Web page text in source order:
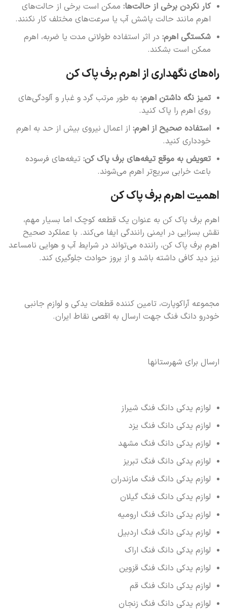
کار نکردن برخی از حالت‌ها: ممکن است برخی از حالت‌های
اهرم مانند حالت پاشش آب یا سرعت‌های مختلف کار نکنند.
شکستگی اهرم: در اثر استفاده طولانی مدت یا ضربه، اهرم
ممکن است بشکند.
راه‌های نگهداری از اهرم برف پاک کن
تمیز نگه داشتن اهرم: به طور مرتب گرد و غبار و آلودگی‌های
روی اهرم را پاک کنید.
استفاده صحیح از اهرم: از اعمال نیروی بیش از حد به اهرم
خودداری کنید.
تعویض به موقع تیغه‌های برف پاک کن: تیغه‌های فرسوده
باعث خرابی سریع‌تر اهرم می‌شوند.
اهمیت اهرم برف پاک کن
اهرم برف پاک کن به عنوان یک قطعه کوچک اما بسیار مهم،
نقش بسزایی در ایمنی رانندگی ایفا می‌کند. با عملکرد صحیح
اهرم برف پاک کن، راننده می‌تواند در شرایط آب و هوایی نامساعد
نیز دید کافی داشته باشد و از بروز حوادث جلوگیری کند.
مجموعه آراکوپارت، تامین کننده قطعات یدکی و لوازم جانبی
خودرو دانگ فنگ جهت ارسال به اقصی نقاط ایران.
ارسال برای شهرستانها
لوازم یدکی دانگ فنگ شیراز
لوازم یدکی دانگ فنگ یزد
لوازم یدکی دانگ فنگ مشهد
لوازم یدکی دانگ فنگ تبریز
لوازم یدکی دانگ فنگ مازندران
لوازم یدکی دانگ فنگ گیلان
لوازم یدکی دانگ فنگ ارومیه
لوازم یدکی دانگ فنگ اردبیل
لوازم یدکی دانگ فنگ اراک
لوازم یدکی دانگ فنگ قزوین
لوازم یدکی دانگ فنگ قم
لوازم یدکی دانگ فنگ زنجان